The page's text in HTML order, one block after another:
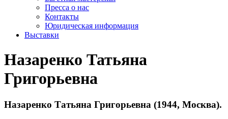
Пресса о нас
Контакты
Юридическая информация
Выставки
Назаренко Татьяна
Григорьевна
Назаренко Татьяна Григорьевна (1944, Москва).